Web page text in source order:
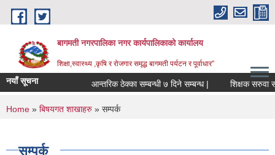
Skip to main content
बागमती नगरपालिका नगर कार्यपालिकाको कार्यालय
शिक्षा,स्वास्थ्य ,कृषि र रोजगार समृद्ध बागमती पर्यटन र पूर्वाधार”
नयाँ सूचना आन्तरिक ठेक्का सम्बन्धी ७ दिने सम्बन्ध |
You are here
Home » बिषयगत शाखाहरु » सम्पर्क
सम्पर्क